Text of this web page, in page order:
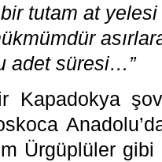
tutam at yelesi
adet süresi…”
Kapadokya
Ürgüplüler gibi